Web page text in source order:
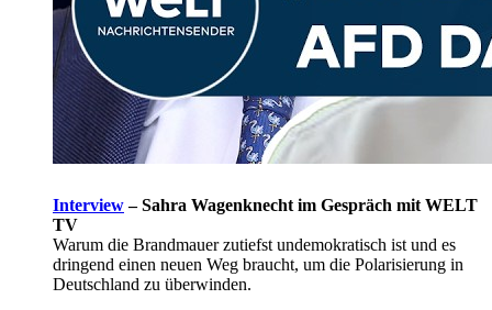
Interview– Sahra Wagenknecht im Gespräch mit WELT
TV
Warum die Brandmauer zutiefst undemokratisch ist und es
dringend einen neuen Weg braucht, um die Polarisierung in
Deutschland zu überwinden.